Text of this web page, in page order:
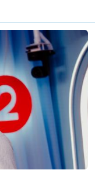
voor De Tijdloze